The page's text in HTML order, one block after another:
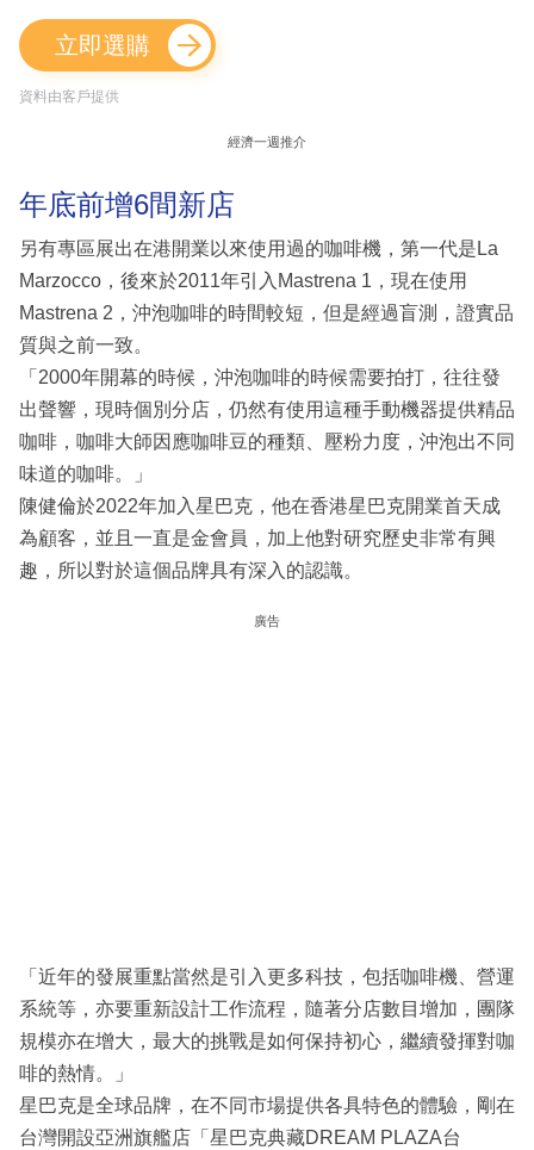
立即選購
資料由客戶提供
經濟一週推介
年底前增6間新店
另有專區展出在港開業以來使用過的咖啡機，第一代是La
Marzocco，後來於2011年引入Mastrena 1，現在使用
Mastrena 2，沖泡咖啡的時間較短，但是經過盲測，證實品
質與之前一致。
「2000年開幕的時候，沖泡咖啡的時候需要拍打，往往發
出聲響，現時個別分店，仍然有使用這種手動機器提供精品
咖啡，咖啡大師因應咖啡豆的種類、壓粉力度，沖泡出不同
味道的咖啡。」
陳健倫於2022年加入星巴克，他在香港星巴克開業首天成
為顧客，並且一直是金會員，加上他對研究歷史非常有興
趣，所以對於這個品牌具有深入的認識。
廣告
「近年的發展重點當然是引入更多科技，包括咖啡機、營運
系統等，亦要重新設計工作流程，隨著分店數目增加，團隊
規模亦在增大，最大的挑戰是如何保持初心，繼續發揮對咖
啡的熱情。」
星巴克是全球品牌，在不同市場提供各具特色的體驗，剛在
台灣開設亞洲旗艦店「星巴克典藏DREAM PLAZA台